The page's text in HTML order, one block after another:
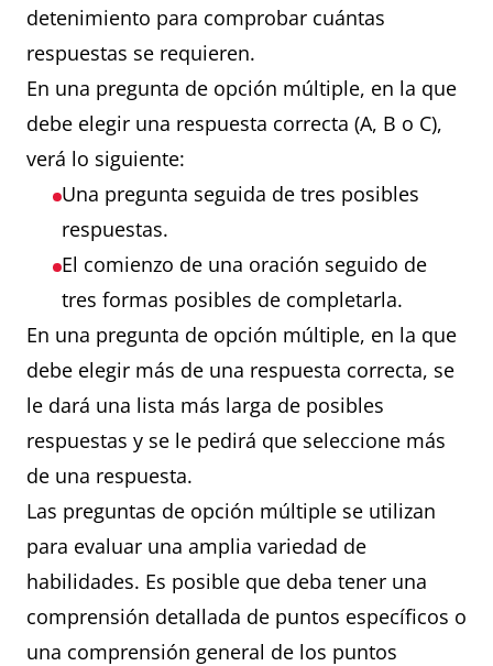
detenimiento para comprobar cuántas
respuestas se requieren.
En una pregunta de opción múltiple, en la que
debe elegir una respuesta correcta (A, B o C),
verá lo siguiente:
Una pregunta seguida de tres posibles
respuestas.
El comienzo de una oración seguido de
tres formas posibles de completarla.
En una pregunta de opción múltiple, en la que
debe elegir más de una respuesta correcta, se
le dará una lista más larga de posibles
respuestas y se le pedirá que seleccione más
de una respuesta.
Las preguntas de opción múltiple se utilizan
para evaluar una amplia variedad de
habilidades. Es posible que deba tener una
comprensión detallada de puntos específicos o
una comprensión general de los puntos